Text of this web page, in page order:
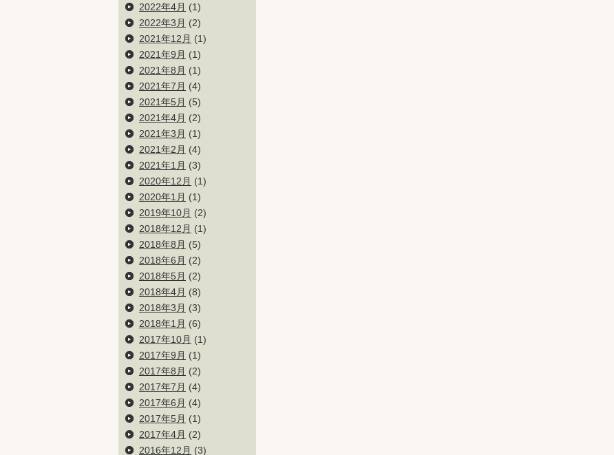
2022年4月 (1)
2022年3月 (2)
2021年12月 (1)
2021年9月 (1)
2021年8月 (1)
2021年7月 (4)
2021年5月 (5)
2021年4月 (2)
2021年3月 (1)
2021年2月 (4)
2021年1月 (3)
2020年12月 (1)
2020年1月 (1)
2019年10月 (2)
2018年12月 (1)
2018年8月 (5)
2018年6月 (2)
2018年5月 (2)
2018年4月 (8)
2018年3月 (3)
2018年1月 (6)
2017年10月 (1)
2017年9月 (1)
2017年8月 (2)
2017年7月 (4)
2017年6月 (4)
2017年5月 (1)
2017年4月 (2)
2016年12月 (3)